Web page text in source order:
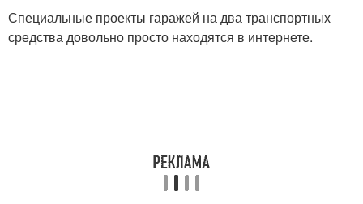
Специальные проекты гаражей на два транспортных
средства довольно просто находятся в интернете.